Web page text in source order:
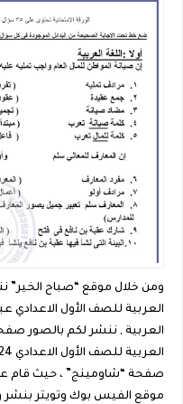
ومن خلال موقع “صباح الخير”
العربية للصف الأول الاعدادي
العربية , ننشر لكم بالصور
صفحة “شاومينج” ، حيث قام
موقع الفيس بوك وتويتر بنشر